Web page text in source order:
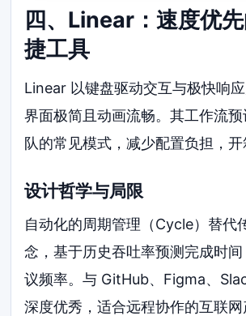
四、Linear：速度优
捷工具
Linear 以键盘驱动交互与极快响应
界面极简且动画流畅。其工作流预
队的常见模式，减少配置负担，开
设计哲学与局限
自动化的周期管理（Cycle）替代
念，基于历史吞吐率预测完成时
议频率。与 GitHub、Figma、
深度优秀，适合远程协作的互联网